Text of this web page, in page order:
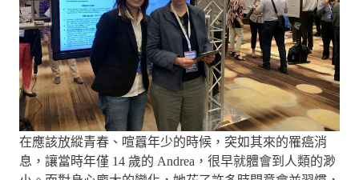
在應該放縱青春、喧囂年少的時候，突如其來的罹癌消
息，讓當時年僅 14 歲的 Andrea，很早就體會到人類的渺